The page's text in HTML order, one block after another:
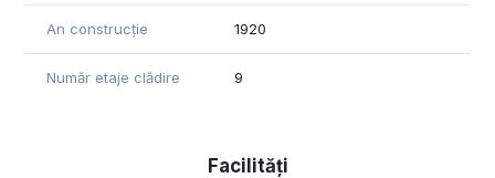
An construcție 1920
Număr etaje clădire 9
Facilități